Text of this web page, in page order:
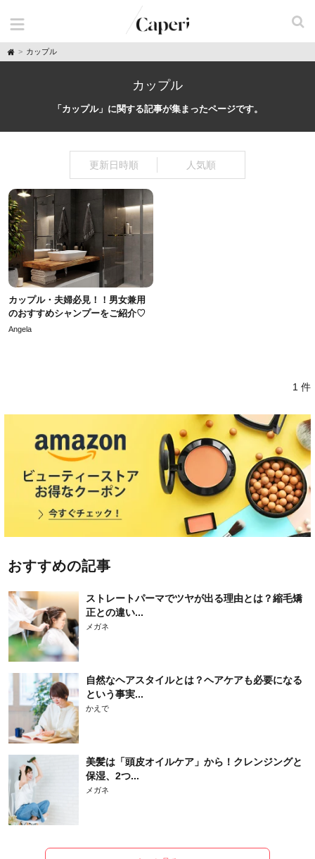
H
o
カップル
カップル
「カップル」に関する記事が集まったページです。
更新日時順 人気順
カップル・夫婦必見！！男女兼用
のおすすめシャンプーをご紹介♡
Angela
1 件
おすすめの記事
ストレートパーマでツヤが出る理由とは？縮毛矯
正との違い...
メガネ
自然なヘアスタイルとは？ヘアケアも必要になる
という事実...
かえで
美髪は「頭皮オイルケア」から！クレンジングと
保湿、2つ...
メガネ